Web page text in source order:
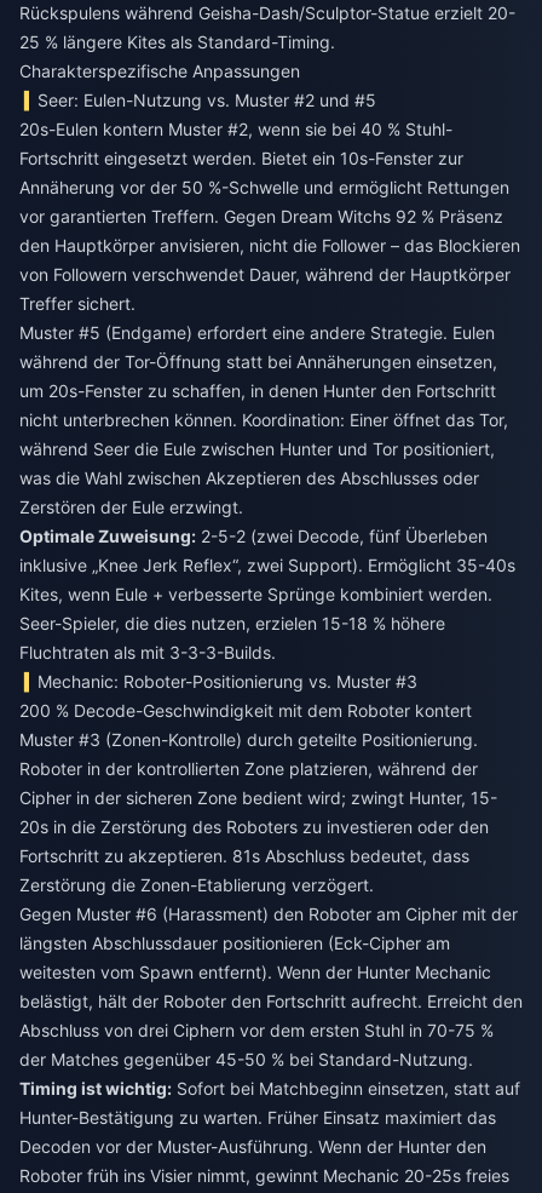
Rückspulens während Geisha-Dash/Sculptor-Statue erzielt 20-
25 % längere Kites als Standard-Timing.
Charakterspezifische Anpassungen
Seer: Eulen-Nutzung vs. Muster #2 und #5
20s-Eulen kontern Muster #2, wenn sie bei 40 % Stuhl-
Fortschritt eingesetzt werden. Bietet ein 10s-Fenster zur
Annäherung vor der 50 %-Schwelle und ermöglicht Rettungen
vor garantierten Treffern. Gegen Dream Witchs 92 % Präsenz
den Hauptkörper anvisieren, nicht die Follower – das Blockieren
von Followern verschwendet Dauer, während der Hauptkörper
Treffer sichert.
Muster #5 (Endgame) erfordert eine andere Strategie. Eulen
während der Tor-Öffnung statt bei Annäherungen einsetzen,
um 20s-Fenster zu schaffen, in denen Hunter den Fortschritt
nicht unterbrechen können. Koordination: Einer öffnet das Tor,
während Seer die Eule zwischen Hunter und Tor positioniert,
was die Wahl zwischen Akzeptieren des Abschlusses oder
Zerstören der Eule erzwingt.
Optimale Zuweisung: 2-5-2 (zwei Decode, fünf Überleben
inklusive „Knee Jerk Reflex“, zwei Support). Ermöglicht 35-40s
Kites, wenn Eule + verbesserte Sprünge kombiniert werden.
Seer-Spieler, die dies nutzen, erzielen 15-18 % höhere
Fluchtraten als mit 3-3-3-Builds.
Mechanic: Roboter-Positionierung vs. Muster #3
200 % Decode-Geschwindigkeit mit dem Roboter kontert
Muster #3 (Zonen-Kontrolle) durch geteilte Positionierung.
Roboter in der kontrollierten Zone platzieren, während der
Cipher in der sicheren Zone bedient wird; zwingt Hunter, 15-
20s in die Zerstörung des Roboters zu investieren oder den
Fortschritt zu akzeptieren. 81s Abschluss bedeutet, dass
Zerstörung die Zonen-Etablierung verzögert.
Gegen Muster #6 (Harassment) den Roboter am Cipher mit der
längsten Abschlussdauer positionieren (Eck-Cipher am
weitesten vom Spawn entfernt). Wenn der Hunter Mechanic
belästigt, hält der Roboter den Fortschritt aufrecht. Erreicht den
Abschluss von drei Ciphern vor dem ersten Stuhl in 70-75 %
der Matches gegenüber 45-50 % bei Standard-Nutzung.
Timing ist wichtig: Sofort bei Matchbeginn einsetzen, statt auf
Hunter-Bestätigung zu warten. Früher Einsatz maximiert das
Decoden vor der Muster-Ausführung. Wenn der Hunter den
Roboter früh ins Visier nimmt, gewinnt Mechanic 20-25s freies